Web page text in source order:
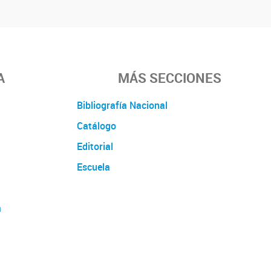
MÁS SECCIONES
Bibliografía Nacional
Catálogo
Editorial
Escuela